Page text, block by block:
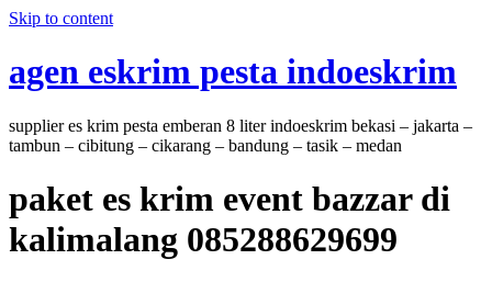
Skip to content
agen eskrim pesta indoeskrim
supplier es krim pesta emberan 8 liter indoeskrim bekasi – jakarta –
tambun – cibitung – cikarang – bandung – tasik – medan
paket es krim event bazzar di
kalimalang 085288629699